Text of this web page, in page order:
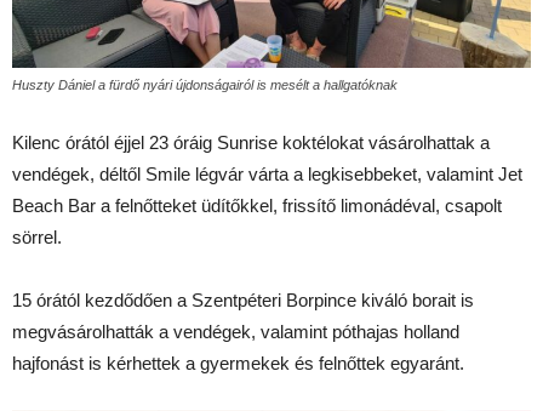
Huszty Dániel a fürdő nyári újdonságairól is mesélt a hallgatóknak
Kilenc órától éjjel 23 óráig Sunrise koktélokat vásárolhattak a
vendégek, déltől Smile légvár várta a legkisebbeket, valamint Jet
Beach Bar a felnőtteket üdítőkkel, frissítő limonádéval, csapolt
sörrel.
15 órától kezdődően a Szentpéteri Borpince kiváló borait is
megvásárolhatták a vendégek, valamint póthajas holland
hajfonást is kérhettek a gyermekek és felnőttek egyaránt.